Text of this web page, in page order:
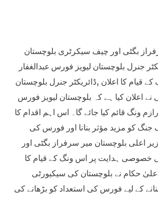
بگٹی اور چیف سیکرٹری بلوچستان
جنرل بلوچستان لیویز فورس عبدالغفار
قیام کا اعلان ,ڈائریکٹر جنرل بلوچستان
اعلان کیا ہے کہ بلوچستان لیویز فورس
ونگ قائم کیا جائے گا۔ اس اہم اقدام کا
کو مزید مؤثر بنانا اور فورس کی
اعلی بلوچستان میر سرفراز بگٹی اور
خصوصی ہدایت پر اس ونگ کے قیام کا
حکام نے بلوچستان کی سیکیورٹی
کے لیے فورس کی استعداد کو بڑھانے کی